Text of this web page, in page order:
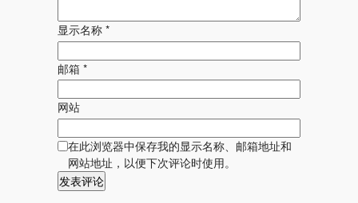
显示名称 *
邮箱 *
网站
在此浏览器中保存我的显示名称、邮箱地址和
网站地址，以便下次评论时使用。